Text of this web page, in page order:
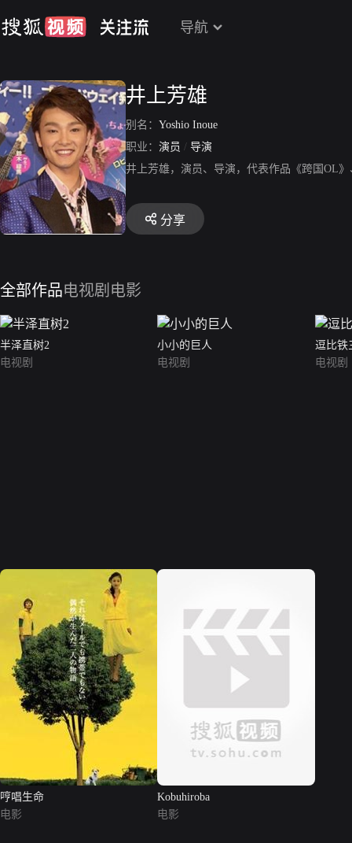
导航
井上芳雄
别名： Yoshio Inoue
职业： 演员 / 导演
井上芳雄，演员、导演，代表作品《跨国OL
分享
全部作品电视剧 电影
半泽直树2
电视剧
小小的巨人
电视剧
逗比铁
电视剧
哼唱生命
电影
Kobuhiroba
电影